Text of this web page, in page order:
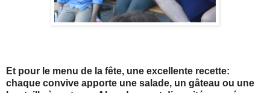
Et pour le menu de la fête, une excellente recette:
chaque convive apporte une salade, un gâteau ou une